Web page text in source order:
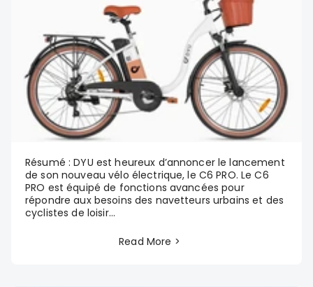
Résumé : DYU est heureux d’annoncer le lancement
de son nouveau vélo électrique, le C6 PRO. Le C6
PRO est équipé de fonctions avancées pour
répondre aux besoins des navetteurs urbains et des
cyclistes de loisir...
Read More >